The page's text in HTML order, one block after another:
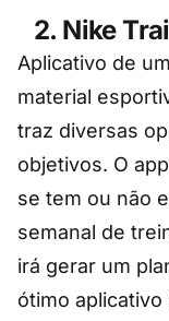
2. Nike
Aplicativo de
material
traz diversas
objetivos. O
se tem ou não
semanal de
irá gerar um
ótimo